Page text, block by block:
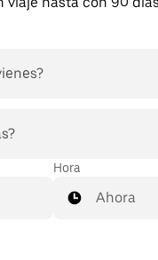
Hora
Ahora